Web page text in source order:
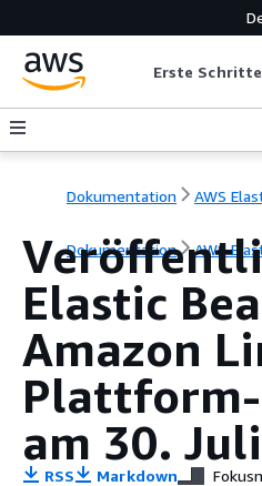
Erste Schritte
Dokumentation AWS
Dokumentation AWS
Elastic
Amazon
am 30.
RSS Markdown